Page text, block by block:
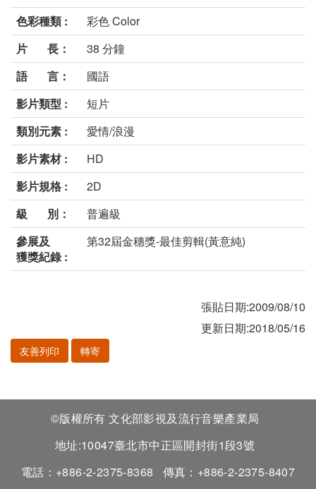
色彩種類 :
彩色 Color
片 長：
38 分鐘
語 言：
國語
影片類型 :
短片
類別元素 :
愛情/浪漫
影片素材 :
HD
影片規格 :
2D
級 別：
普遍級
參展及
獲獎紀錄 :
第32屆金穗獎-最佳剪輯(黃意純)
張貼日期:2009/08/10
更新日期:2018/05/16
友善列印 轉寄
©版權所有 文化部影視及流行音樂產業局
地址:10047臺北市中正區開封街1段3號
電話：+886-2-2375-8368
傳真：+886-2-2375-8407